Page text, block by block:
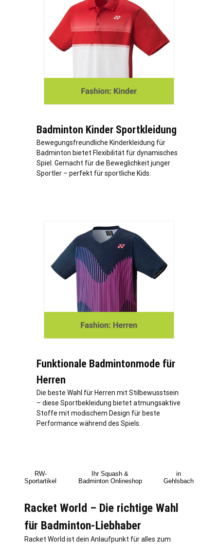
Badminton Kinder Sportkleidung
Bewegungsfreundliche Kinderkleidung für
Badminton bietet Flexibilität für dynamisches
Spiel. Gemacht für die Beweglichkeit junger
Sportler – perfekt für sportliche Kids.
Funktionale Badmintonmode für
Herren
Die beste Wahl für Herren mit Stilbewusstsein
– diese Sportbekleidung bietet atmungsaktive
Stoffe mit modischem Design für beste
Performance während des Spiels.
RW-
Sportartikel
Ihr Squash &
Badminton Onlineshop
in
Gehlsbach
Racket World – Die richtige Wahl
für Badminton-Liebhaber
Racket World ist dein Anlaufpunkt für alles zum